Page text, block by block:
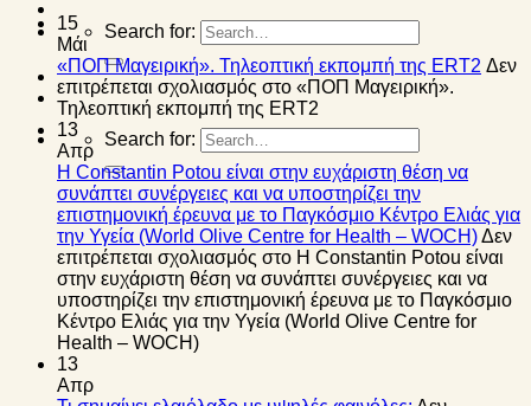
Search for:
Search for:
15
Μάι
«ΠΟΠ Μαγειρική». Τηλεοπτική εκπομπή της ERT2 Δεν
επιτρέπεται σχολιασμός στο «ΠΟΠ Μαγειρική».
Τηλεοπτική εκπομπή της ERT2
13
Απρ
Η Constantin Potou είναι στην ευχάριστη θέση να
συνάπτει συνέργειες και να υποστηρίζει την
επιστημονική έρευνα με το Παγκόσμιο Κέντρο Ελιάς για
την Υγεία (World Olive Centre for Health – WOCH)Δεν
επιτρέπεται σχολιασμός στο Η Constantin Potou είναι
στην ευχάριστη θέση να συνάπτει συνέργειες και να
υποστηρίζει την επιστημονική έρευνα με το Παγκόσμιο
Κέντρο Ελιάς για την Υγεία (World Olive Centre for
Health – WOCH)
13
Απρ